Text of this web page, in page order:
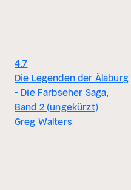
4.7
Die Legenden der Âlaburg
- Die Farbseher Saga,
Band 2 (ungekürzt)
Greg Walters